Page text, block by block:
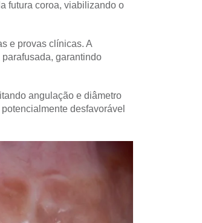
futura coroa, viabilizando o
e provas clínicas. A
garantindo
angulação e diâmetro
desfavorável